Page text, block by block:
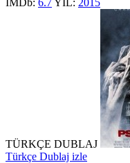
TÜRKÇE DUBLAJ
Türkçe Dublaj izle